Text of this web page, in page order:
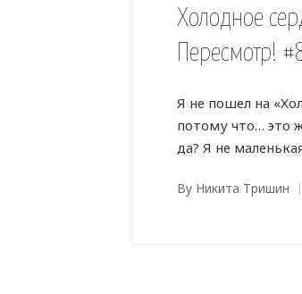
in
Холодное
Пересмотр!
Я не пошел на
потому что… это
да? Я не
Posted
By Никита Тришин